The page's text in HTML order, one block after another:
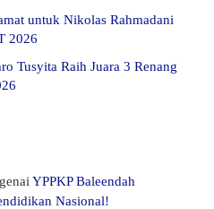
untuk Nikolas Rahmadani
2026
Tusyita Raih Juara 3 Renang
YPPKP Baleendah
Nasional!